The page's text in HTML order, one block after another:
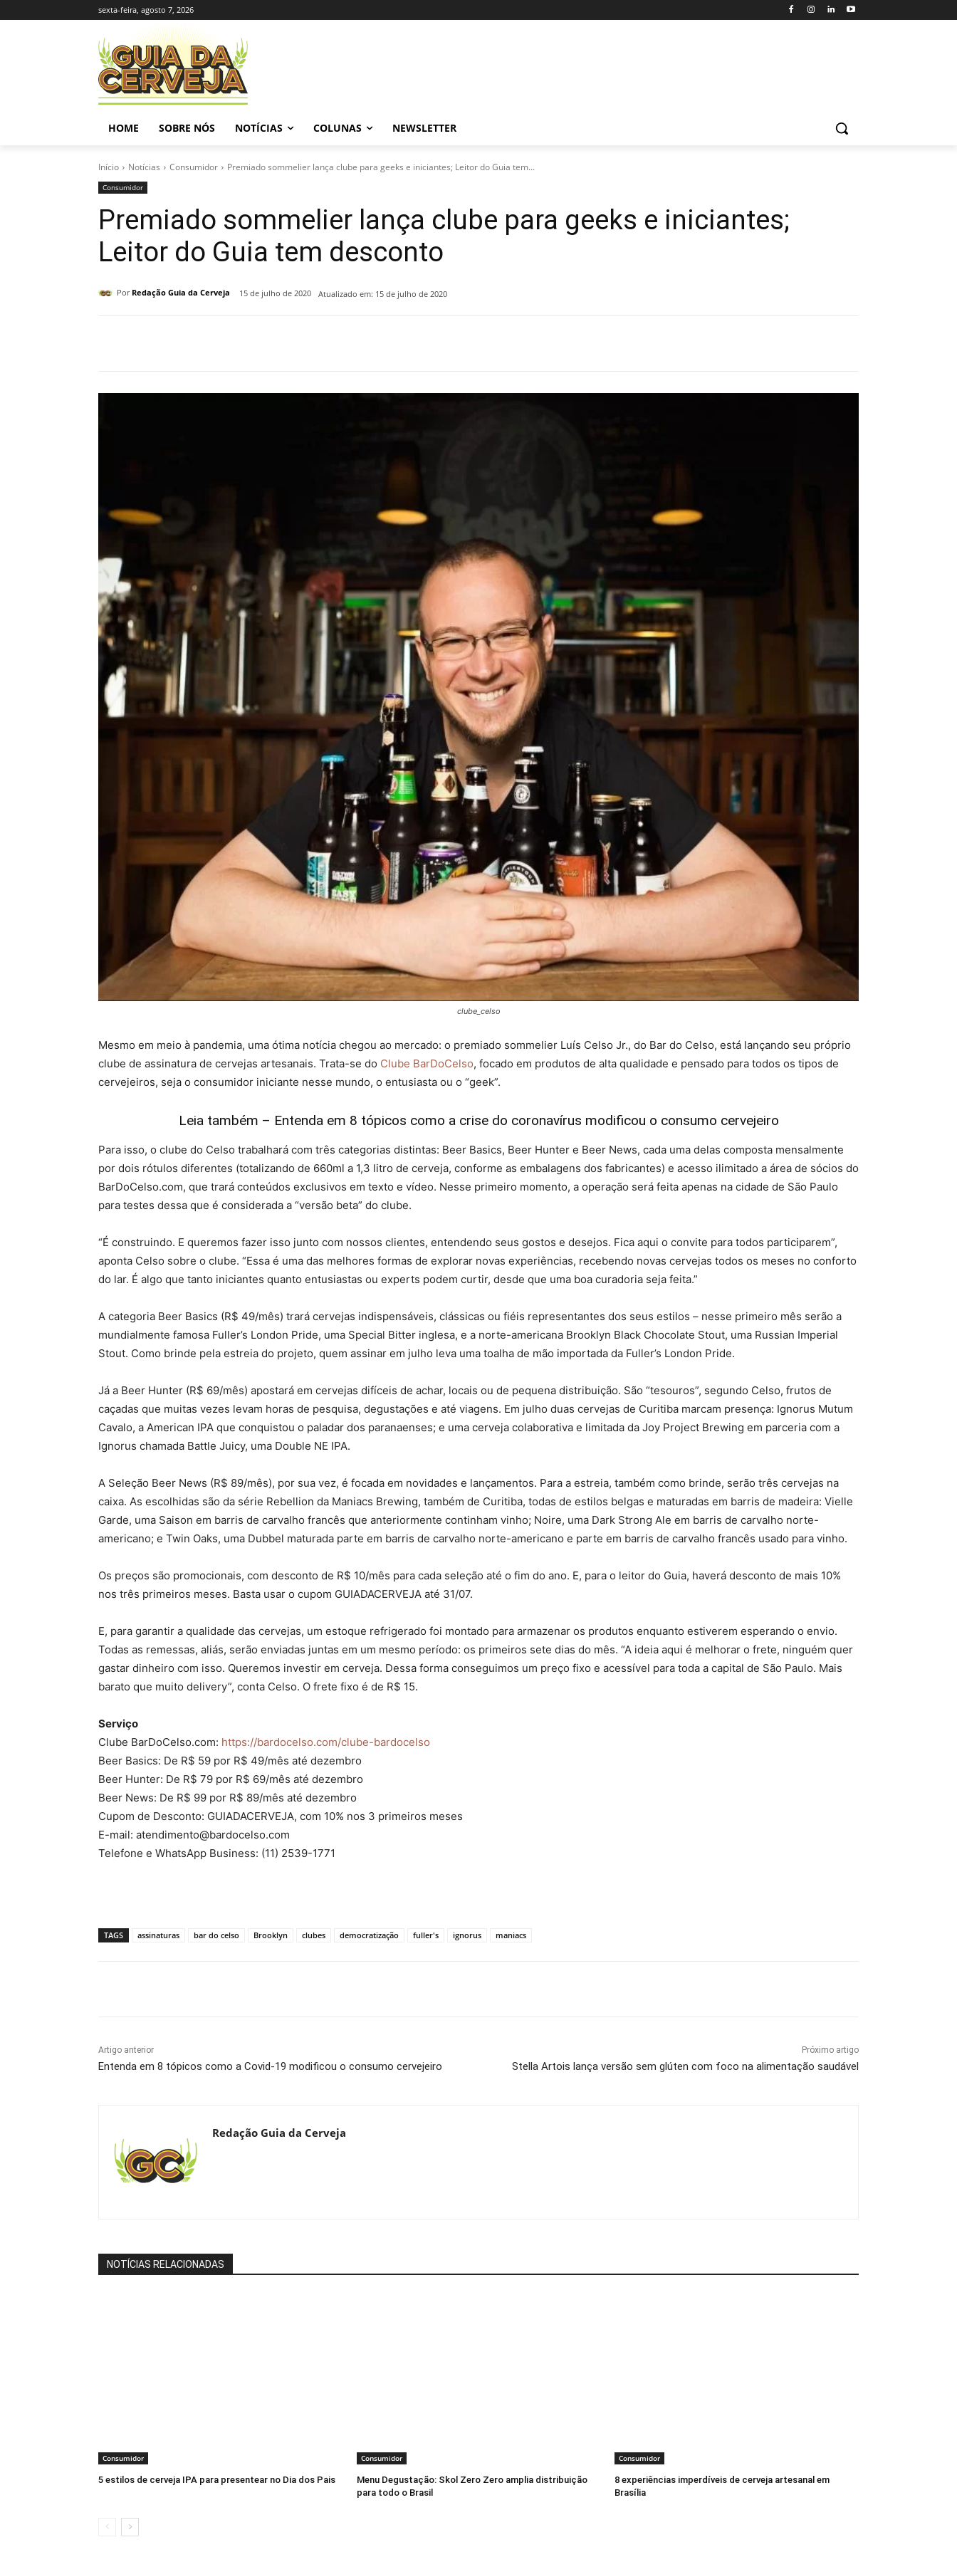
sexta-feira, agosto 7, 2026
HOME SOBRE NÓS NOTÍCIAS COLUNAS NEWSLETTER
Início Notícias Consumidor Premiado sommelier lança clube para geeks e iniciantes; Leitor do Guia tem...
Consumidor
Premiado sommelier lança clube para geeks e iniciantes;
Leitor do Guia tem desconto
Por Redação Guia da Cerveja 15 de julho de 2020 Atualizado em: 15 de julho de 2020
clube_celso
Mesmo em meio à pandemia, uma ótima notícia chegou ao mercado: o premiado sommelier Luís Celso Jr., do Bar do Celso, está lançando seu próprio
clube de assinatura de cervejas artesanais. Trata-se do Clube BarDoCelso, focado em produtos de alta qualidade e pensado para todos os tipos de
cervejeiros, seja o consumidor iniciante nesse mundo, o entusiasta ou o “geek”.
Leia também – Entenda em 8 tópicos como a crise do coronavírus modificou o consumo cervejeiro
Para isso, o clube do Celso trabalhará com três categorias distintas: Beer Basics, Beer Hunter e Beer News, cada uma delas composta mensalmente
por dois rótulos diferentes (totalizando de 660ml a 1,3 litro de cerveja, conforme as embalagens dos fabricantes) e acesso ilimitado a área de sócios do
BarDoCelso.com, que trará conteúdos exclusivos em texto e vídeo. Nesse primeiro momento, a operação será feita apenas na cidade de São Paulo
para testes dessa que é considerada a “versão beta” do clube.
“É construindo. E queremos fazer isso junto com nossos clientes, entendendo seus gostos e desejos. Fica aqui o convite para todos participarem”,
aponta Celso sobre o clube. “Essa é uma das melhores formas de explorar novas experiências, recebendo novas cervejas todos os meses no conforto
do lar. É algo que tanto iniciantes quanto entusiastas ou experts podem curtir, desde que uma boa curadoria seja feita.”
A categoria Beer Basics (R$ 49/mês) trará cervejas indispensáveis, clássicas ou fiéis representantes dos seus estilos – nesse primeiro mês serão a
mundialmente famosa Fuller’s London Pride, uma Special Bitter inglesa, e a norte-americana Brooklyn Black Chocolate Stout, uma Russian Imperial
Stout. Como brinde pela estreia do projeto, quem assinar em julho leva uma toalha de mão importada da Fuller’s London Pride.
Já a Beer Hunter (R$ 69/mês) apostará em cervejas difíceis de achar, locais ou de pequena distribuição. São “tesouros”, segundo Celso, frutos de
caçadas que muitas vezes levam horas de pesquisa, degustações e até viagens. Em julho duas cervejas de Curitiba marcam presença: Ignorus Mutum
Cavalo, a American IPA que conquistou o paladar dos paranaenses; e uma cerveja colaborativa e limitada da Joy Project Brewing em parceria com a
Ignorus chamada Battle Juicy, uma Double NE IPA.
A Seleção Beer News (R$ 89/mês), por sua vez, é focada em novidades e lançamentos. Para a estreia, também como brinde, serão três cervejas na
caixa. As escolhidas são da série Rebellion da Maniacs Brewing, também de Curitiba, todas de estilos belgas e maturadas em barris de madeira: Vielle
Garde, uma Saison em barris de carvalho francês que anteriormente continham vinho; Noire, uma Dark Strong Ale em barris de carvalho norte-
americano; e Twin Oaks, uma Dubbel maturada parte em barris de carvalho norte-americano e parte em barris de carvalho francês usado para vinho.
Os preços são promocionais, com desconto de R$ 10/mês para cada seleção até o fim do ano. E, para o leitor do Guia, haverá desconto de mais 10%
nos três primeiros meses. Basta usar o cupom GUIADACERVEJA até 31/07.
E, para garantir a qualidade das cervejas, um estoque refrigerado foi montado para armazenar os produtos enquanto estiverem esperando o envio.
Todas as remessas, aliás, serão enviadas juntas em um mesmo período: os primeiros sete dias do mês. “A ideia aqui é melhorar o frete, ninguém quer
gastar dinheiro com isso. Queremos investir em cerveja. Dessa forma conseguimos um preço fixo e acessível para toda a capital de São Paulo. Mais
barato que muito delivery”, conta Celso. O frete fixo é de R$ 15.
Serviço
Clube BarDoCelso.com: https://bardocelso.com/clube-bardocelso
Beer Basics: De R$ 59 por R$ 49/mês até dezembro
Beer Hunter: De R$ 79 por R$ 69/mês até dezembro
Beer News: De R$ 99 por R$ 89/mês até dezembro
Cupom de Desconto: GUIADACERVEJA, com 10% nos 3 primeiros meses
E-mail: atendimento@bardocelso.com
Telefone e WhatsApp Business: (11) 2539-1771
TAGS assinaturas bar do celso Brooklyn clubes democratização fuller's ignorus maniacs
Artigo anterior
Entenda em 8 tópicos como a Covid-19 modificou o consumo cervejeiro
Próximo artigo
Stella Artois lança versão sem glúten com foco na alimentação saudável
Redação Guia da Cerveja
NOTÍCIAS RELACIONADAS
Consumidor
5 estilos de cerveja IPA para presentear no Dia dos Pais
Consumidor
Menu Degustação: Skol Zero Zero amplia distribuição
para todo o Brasil
Consumidor
8 experiências imperdíveis de cerveja artesanal em
Brasília